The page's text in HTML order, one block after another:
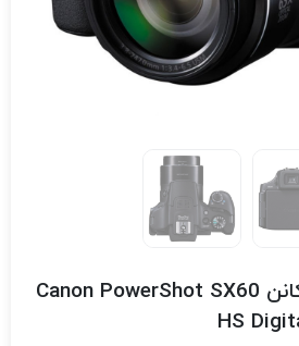
دوربین عکاسی کانن Canon PowerShot SX60
HS